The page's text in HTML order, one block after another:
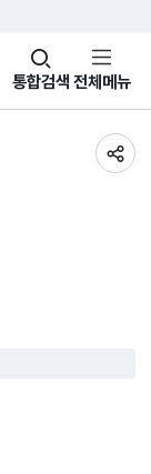
통합검색
창
열기 전체메뉴